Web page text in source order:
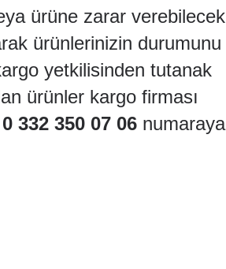
ürüne zarar verebilecek
ürünlerinizin durumunu
yetkilisinden tutanak
ürünler kargo firması
0 332 350 07 06numaraya